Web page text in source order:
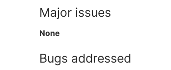
Major issues
None
Bugs addressed